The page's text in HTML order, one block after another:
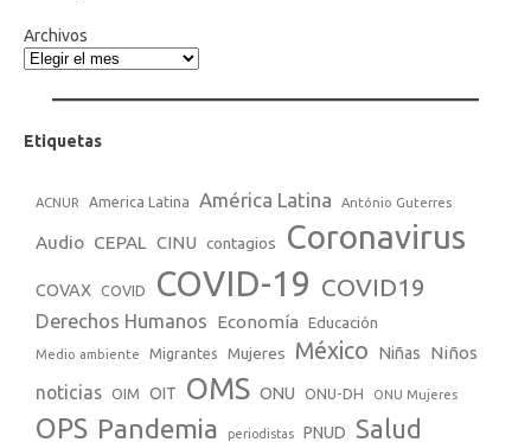
Archivos
Etiquetas
ACNUR America Latina América Latina António Guterres
Audio CEPAL CINU contagios Coronavirus
COVAX COVID COVID-19 COVID19
Derechos Humanos Economía Educación
Medio ambiente Migrantes Mujeres México Niñas Niños
noticias OIM OIT OMS ONU ONU-DH ONU Mujeres
OPS Pandemia periodistas PNUD Salud